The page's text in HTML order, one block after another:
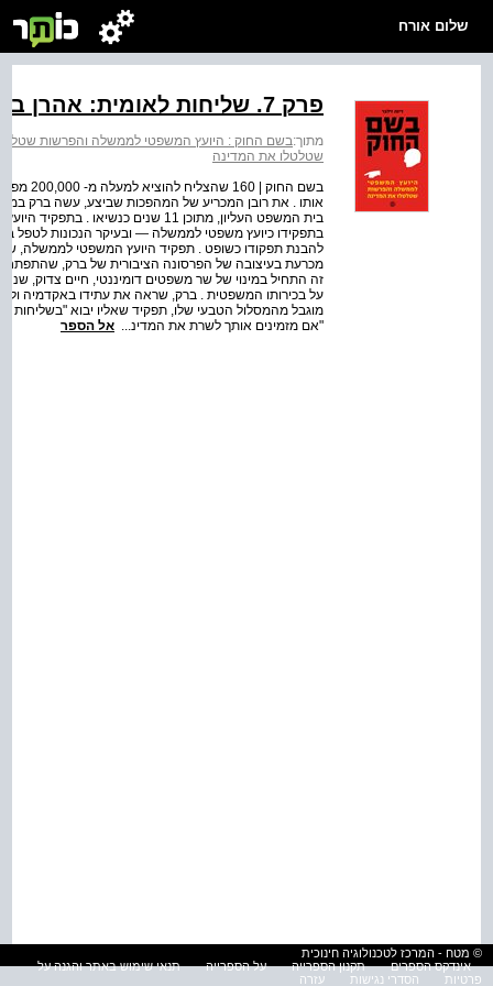
שלום אורח
פרק 7. שליחות לאומית: אהרן ברק
מתוך:בשם החוק : היועץ המשפטי לממשלה והפרשות
שטלטלו את המדינה
בשם
בית המשפט העליון, מתוכן 11 שנים
בתפקידו כיועץ משפטי לממשלה — ובעיקר הנכונות לטפל
להבנת תפקודו כשופט . תפקיד היועץ המשפטי לממשלה,
מכרעת בעיצובה של הפרסונה הציבורית של ברק,
זה התחיל במינוי של שר משפטים דומיננטי, חיים צדוק,
על בכירותו המשפטית . ברק, שראה את עתידו באקדמיה
מוגבל מהמסלול הטבעי שלו, תפקיד שאליו יבוא "בשליחות
"אם מזמינים אותך לשרת את המדינ... אל הספר
© מטח - המרכז לטכנולוגיה חינוכית
אינדקס הספרים
תקנון הספרייה על הספרייה
תנאי שימוש באתר והגנה על
פרטיות
הסדרי נגישות עזרה